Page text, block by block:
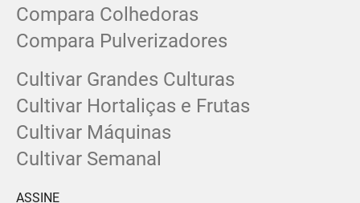
Compara Colhedoras
Compara Pulverizadores
Cultivar Grandes Culturas
Cultivar Hortaliças e Frutas
Cultivar Máquinas
Cultivar Semanal
ASSINE